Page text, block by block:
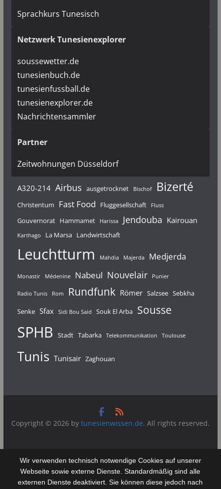
Sprachkurs Tunesisch
Netzwerk Tunesienexplorer
soussewetter.de
tunesienbuch.de
tunesienfussball.de
tunesienexplorer.de
Nachrichtensammler
Partner
Zeitwohnungen Düsseldorf
A320-214 Airbus ausgetrocknet Bischof Bizerté
Christentum Fast Food Fluggesellschaft Fluss
Gouvernorat Hammamet Harissa Jendouba Kairouan
Karthago La Marsa Landwirtschaft
Leuchtturm Mahdia Majerda Medjerda
Monastir Médenine Nabeul Nouvelair Punier
Radio Tunis Rom Rundfunk Römer Salzsee Sebkha
Senke Sfax Sidi Bou Said Souk El Arba Sousse
SPHB Stadt Tabarka Telekommunikation Toulouse
Tunis Tunisair Zaghouan
Copyright © 2026 by tunesienwissen.de. All rights reserved.
Wir verwenden technisch notwendige Cookies auf unserer
Webseite sowie externe Dienste. Standardmäßig sind alle
externen Dienste deaktiviert. Sie können diese jedoch nach